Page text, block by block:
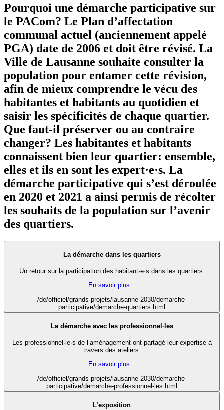
Pourquoi une démarche participative sur
le PACom? Le Plan d’affectation
communal actuel (anciennement appelé
PGA) date de 2006 et doit être révisé. La
Ville de Lausanne souhaite consulter la
population pour entamer cette révision,
afin de mieux comprendre le vécu des
habitantes et habitants au quotidien et
saisir les spécificités de chaque quartier.
Que faut-il préserver ou au contraire
changer? Les habitantes et habitants
connaissent bien leur quartier: ensemble,
elles et ils en sont les expert·e·s. La
démarche participative qui s’est déroulée
en 2020 et 2021 a ainsi permis de récolter
les souhaits de la population sur l’avenir
des quartiers.
La démarche dans les quartiers
Un retour sur la participation des habitant·e·s dans les quartiers.
En savoir plus...
/de/officiel/grands-projets/lausanne-2030/demarche-
participative/demarche-quartiers.html
La démarche avec les professionnel·les
Les professionnel·le·s de l’aménagement ont partagé leur expertise à
travers des ateliers.
En savoir plus...
/de/officiel/grands-projets/lausanne-2030/demarche-
participative/demarche-professionnel-les.html
L’exposition